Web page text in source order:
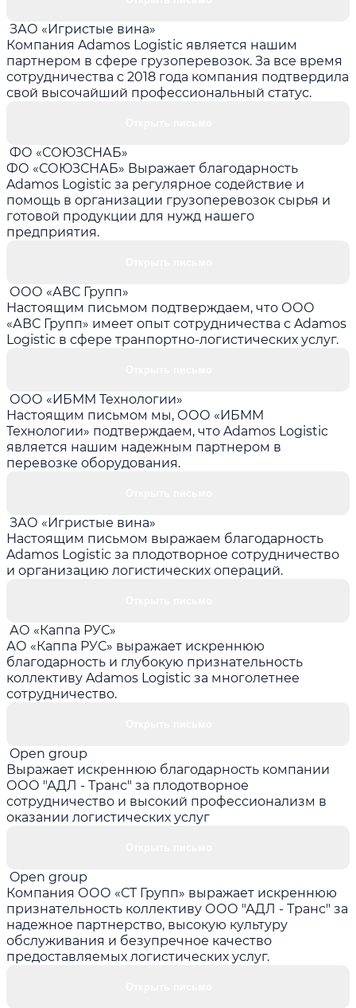
ЗАО «Игристые вина»
Компания Adamos Logistic является нашим
партнером в сфере грузоперевозок. За все время
сотрудничества с 2018 года компания подтвердила
свой высочайший профессиональный статус.
ФО «СОЮЗСНАБ»
ФО «СОЮЗСНАБ» Выражает благодарность
Adamos Logistic за регулярное содействие и
помощь в организации грузоперевозок сырья и
готовой продукции для нужд нашего
предприятия.
ООО «АВС Групп»
Настоящим письмом подтверждаем, что ООО
«АВС Групп» имеет опыт сотрудничества с Adamos
Logistic в сфере транпортно-логистических услуг.
ООО «ИБММ Технологии»
Настоящим письмом мы, ООО «ИБММ
Технологии» подтверждаем, что Adamos Logistic
является нашим надежным партнером в
перевозке оборудования.
ЗАО «Игристые вина»
Настоящим письмом выражаем благодарность
Adamos Logistic за плодотворное сотрудничество
и организацию логистических операций.
АО «Каппа РУС»
АО «Каппа РУС» выражает искреннюю
благодарность и глубокую признательность
коллективу Adamos Logistic за многолетнее
сотрудничество.
Open group
Выражает искреннюю благодарность компании
ООО "АДЛ - Транс" за плодотворное
сотрудничество и высокий профессионализм в
оказании логистических услуг
Open group
Компания ООО «СТ Групп» выражает искреннюю
признательность коллективу ООО "АДЛ - Транс" за
надежное партнерство, высокую культуру
обслуживания и безупречное качество
предоставляемых логистических услуг.